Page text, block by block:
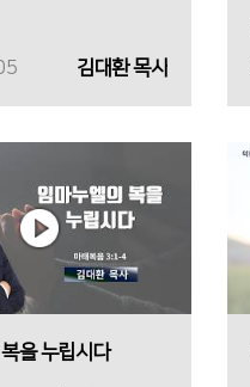
김대환 목사
을 누립시다